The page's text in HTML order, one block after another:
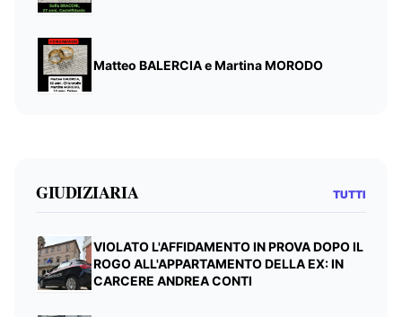
Matteo BALERCIA e Martina MORODO
GIUDIZIARIA TUTTI
VIOLATO L'AFFIDAMENTO IN PROVA DOPO IL
ROGO ALL'APPARTAMENTO DELLA EX: IN
CARCERE ANDREA CONTI